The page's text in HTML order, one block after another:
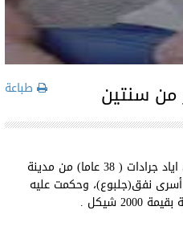
طباعة من سنتين
أفادت هيئة شؤون الأسرى والمحررين في تقريرها الصادر اليوم الخميس، أن الأسير المعزول اياد جرادات ( 38 عاما) من مدينة
أسرى نفق(جلبوع)، وحكمت عليه